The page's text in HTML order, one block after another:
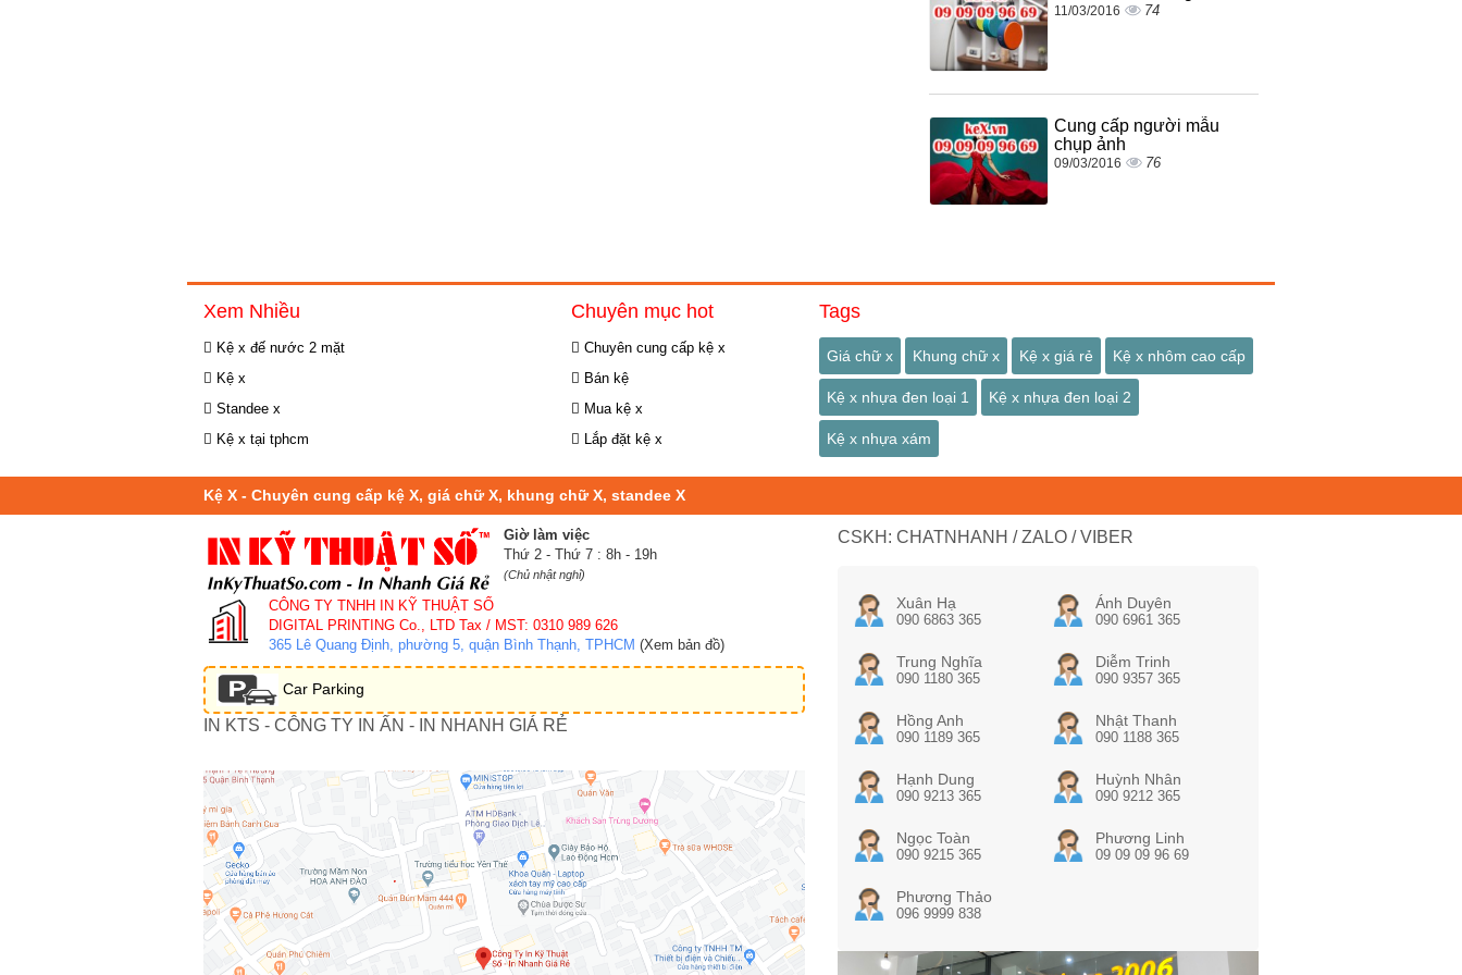
11/03/2016 74
Cung cấp người mẫu
chụp ảnh
09/03/2016 76
Xem Nhiều
Kệ x đế nước 2 mặt
Kệ x
Standee x
Kệ x tại tphcm
Chuyên mục hot
Chuyên cung cấp kệ x
Bán kệ
Mua kệ x
Lắp đặt kệ x
Tags
Giá chữ x Khung chữ x Kệ x giá rẻ Kệ x nhôm cao cấp
Kệ x nhựa đen loại 1 Kệ x nhựa đen loại 2
Kệ x nhựa xám
Kệ X - Chuyên cung cấp kệ X, giá chữ X, khung chữ X, standee X
Giờ làm việc
Thứ 2 - Thứ 7 : 8h - 19h
(Chủ nhật nghỉ)
CÔNG TY TNHH IN KỸ THUẬT SỐ
DIGITAL PRINTING Co., LTD Tax / MST: 0310 989 626
365 Lê Quang Định, phường 5, quận Bình Thạnh, TPHCM (Xem bản đồ)
Car Parking
IN KTS - CÔNG TY IN ẤN - IN NHANH GIÁ RẺ
CSKH: CHATNHANH / ZALO / VIBER
Xuân Hạ
090 6863 365
Ánh Duyên
090 6961 365
Trung Nghĩa
090 1180 365
Diễm Trinh
090 9357 365
Hồng Anh
090 1189 365
Nhật Thanh
090 1188 365
Hạnh Dung
090 9213 365
Huỳnh Nhân
090 9212 365
Ngọc Toàn
090 9215 365
Phương Linh
09 09 09 96 69
Phương Thảo
096 9999 838